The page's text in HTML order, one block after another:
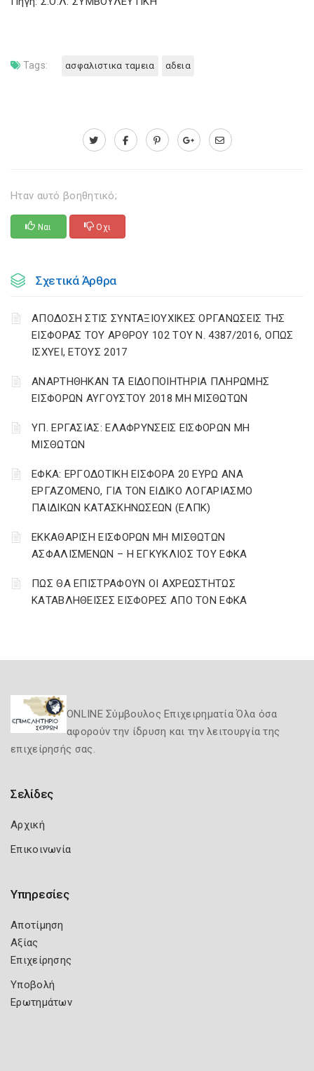
Tags: ασφαλιστικα ταμεια αδεια
Ηταν αυτό βοηθητικό;
Ναι Οχι
Σχετικά Άρθρα
ΑΠΟΔΟΣΗ ΣΤΙΣ ΣΥΝΤΑΞΙΟΥΧΙΚΕΣ ΟΡΓΑΝΩΣΕΙΣ ΤΗΣ
ΕΙΣΦΟΡΑΣ ΤΟΥ ΑΡΘΡΟΥ 102 ΤΟΥ Ν. 4387/2016, ΟΠΩΣ
ΙΣΧΥΕΙ, ΕΤΟΥΣ 2017
ΑΝΑΡΤΗΘΗΚΑΝ ΤΑ ΕΙΔΟΠΟΙΗΤΗΡΙΑ ΠΛΗΡΩΜΗΣ
ΕΙΣΦΟΡΩΝ ΑΥΓΟΥΣΤΟΥ 2018 ΜΗ ΜΙΣΘΩΤΩΝ
ΥΠ. ΕΡΓΑΣΙΑΣ: ΕΛΑΦΡΥΝΣΕΙΣ ΕΙΣΦΟΡΩΝ ΜΗ
ΜΙΣΘΩΤΩΝ
ΕΦΚΑ: ΕΡΓΟΔΟΤΙΚΗ ΕΙΣΦΟΡΑ 20 ΕΥΡΩ ΑΝΑ
ΕΡΓΑΖΟΜΕΝΟ, ΓΙΑ ΤΟΝ ΕΙΔΙΚΟ ΛΟΓΑΡΙΑΣΜΟ
ΠΑΙΔΙΚΩΝ ΚΑΤΑΣΚΗΝΩΣΕΩΝ (ΕΛΠΚ)
ΕΚΚΑΘΑΡΙΣΗ ΕΙΣΦΟΡΩΝ ΜΗ ΜΙΣΘΩΤΩΝ
ΑΣΦΑΛΙΣΜΕΝΩΝ – Η ΕΓΚΥΚΛΙΟΣ ΤΟΥ ΕΦΚΑ
ΠΩΣ ΘΑ ΕΠΙΣΤΡΑΦΟΥΝ ΟΙ ΑΧΡΕΩΣΤΗΤΩΣ
ΚΑΤΑΒΛΗΘΕΙΣΕΣ ΕΙΣΦΟΡΕΣ ΑΠΟ ΤΟΝ ΕΦΚΑ
ONLINE Σύμβουλος Επιχειρηματία Όλα όσα
αφορούν την ίδρυση και την λειτουργία της
επιχείρησής σας.
Σελίδες
Αρχική
Επικοινωνία
Υπηρεσίες
Αποτίμηση
Αξίας
Επιχείρησης
Υποβολή
Ερωτημάτων